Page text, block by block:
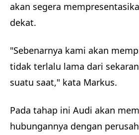
akan segera
dekat.
"Sebenarnya kami akan
tidak terlalu lama dari
suatu saat," kata Markus.
Pada tahap ini Audi akan
hubungannya dengan